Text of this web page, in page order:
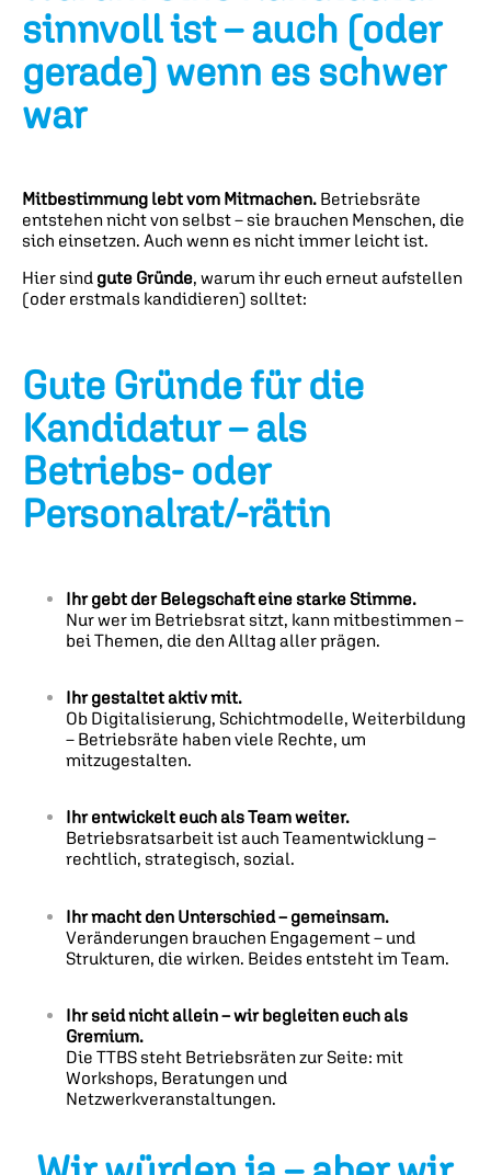
sinnvoll ist – auch (oder
gerade) wenn es schwer
war
Mitbestimmung lebt vom Mitmachen. Betriebsräte
entstehen nicht von selbst – sie brauchen Menschen, die
sich einsetzen. Auch wenn es nicht immer leicht ist.
Hier sind gute Gründe, warum ihr euch erneut aufstellen
(oder erstmals kandidieren) solltet:
Gute Gründe für die
Kandidatur – als
Betriebs- oder
Personalrat/-rätin
Ihr gebt der Belegschaft eine starke Stimme.
Nur wer im Betriebsrat sitzt, kann mitbestimmen –
bei Themen, die den Alltag aller prägen.
Ihr gestaltet aktiv mit.
Ob Digitalisierung, Schichtmodelle, Weiterbildung
– Betriebsräte haben viele Rechte, um
mitzugestalten.
Ihr entwickelt euch als Team weiter.
Betriebsratsarbeit ist auch Teamentwicklung –
rechtlich, strategisch, sozial.
Ihr macht den Unterschied – gemeinsam.
Veränderungen brauchen Engagement – und
Strukturen, die wirken. Beides entsteht im Team.
Ihr seid nicht allein – wir begleiten euch als
Gremium.
Die TTBS steht Betriebsräten zur Seite: mit
Workshops, Beratungen und
Netzwerkveranstaltungen.